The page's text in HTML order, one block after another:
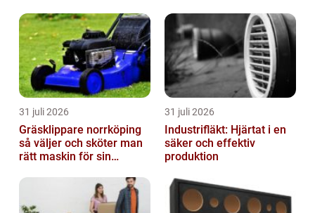
31 juli 2026
Gräsklippare norrköping
så väljer och sköter man
rätt maskin för sin
31 juli 2026
Industrifläkt: Hjärtat i en
säker och effektiv
produktion